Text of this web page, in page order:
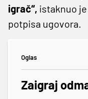
igrač“, istaknuo
potpisa ugovora.
Oglas
Zaigraj